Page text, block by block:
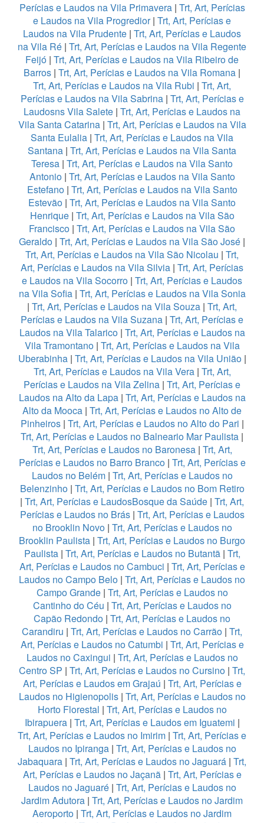
Perícias e Laudos na Vila Primavera| Trt, Art, Perícias
e Laudos na Vila Progredior| Trt, Art, Perícias e
Laudos na Vila Prudente | Trt, Art, Perícias e Laudos
na Vila Ré | Trt, Art, Perícias e Laudos na Vila Regente
Feijó | Trt, Art, Perícias e Laudos na Vila Ribeiro de
Barros | Trt, Art, Perícias e Laudos na Vila Romana |
Trt, Art, Perícias e Laudos na Vila Rubi | Trt, Art,
Perícias e Laudos na Vila Sabrina| Trt, Art, Perícias e
Laudosns Vila Salete | Trt, Art, Perícias e Laudos na
Vila Santa Catarina| Trt, Art, Perícias e Laudos na Vila
Santa Eulalia | Trt, Art, Perícias e Laudos na Vila
Santana | Trt, Art, Perícias e Laudos na Vila Santa
Teresa | Trt, Art, Perícias e Laudos na Vila Santo
Antonio| Trt, Art, Perícias e Laudos na Vila Santo
Estefano| Trt, Art, Perícias e Laudos na Vila Santo
Estevão | Trt, Art, Perícias e Laudos na Vila Santo
Henrique| Trt, Art, Perícias e Laudos na Vila São
Francisco | Trt, Art, Perícias e Laudos na Vila São
Geraldo | Trt, Art, Perícias e Laudos na Vila São José |
Trt, Art, Perícias e Laudos na Vila São Nicolau | Trt,
Art, Perícias e Laudos na Vila Silvia | Trt, Art, Perícias
e Laudos na Vila Socorro | Trt, Art, Perícias e Laudos
na Vila Sofia| Trt, Art, Perícias e Laudos na Vila Sonia
| Trt, Art, Perícias e Laudos na Vila Souza | Trt, Art,
Perícias e Laudos na Vila Suzana | Trt, Art, Perícias e
Laudos na Vila Talarico| Trt, Art, Perícias e Laudos na
Vila Tramontano| Trt, Art, Perícias e Laudos na Vila
Uberabinha| Trt, Art, Perícias e Laudos na Vila União|
Trt, Art, Perícias e Laudos na Vila Vera| Trt, Art,
Perícias e Laudos na Vila Zelina | Trt, Art, Perícias e
Laudos na Alto da Lapa| Trt, Art, Perícias e Laudos na
Alto da Mooca | Trt, Art, Perícias e Laudos no Alto de
Pinheiros| Trt, Art, Perícias e Laudos no Alto do Pari |
Trt, Art, Perícias e Laudos no Balneario Mar Paulista |
Trt, Art, Perícias e Laudos no Baronesa| Trt, Art,
Perícias e Laudos no Barro Branco| Trt, Art, Perícias e
Laudos no Belém| Trt, Art, Perícias e Laudos no
Belenzinho| Trt, Art, Perícias e Laudos no Bom Retiro
| Trt, Art, Perícias e LaudosBosque da Saúde | Trt, Art,
Perícias e Laudos no Brás| Trt, Art, Perícias e Laudos
no Brooklin Novo| Trt, Art, Perícias e Laudos no
Brooklin Paulista | Trt, Art, Perícias e Laudos no Burgo
Paulista| Trt, Art, Perícias e Laudos no Butantã| Trt,
Art, Perícias e Laudos no Cambuci | Trt, Art, Perícias e
Laudos no Campo Belo | Trt, Art, Perícias e Laudos no
Campo Grande| Trt, Art, Perícias e Laudos no
Cantinho do Céu | Trt, Art, Perícias e Laudos no
Capão Redondo | Trt, Art, Perícias e Laudos no
Carandiru | Trt, Art, Perícias e Laudos no Carrão | Trt,
Art, Perícias e Laudos no Catumbi | Trt, Art, Perícias e
Laudos no Caxingui | Trt, Art, Perícias e Laudos no
Centro SP | Trt, Art, Perícias e Laudos no Cursino | Trt,
Art, Perícias e Laudos em Grajaú | Trt, Art, Perícias e
Laudos no Higienopolis| Trt, Art, Perícias e Laudos no
Horto Florestal | Trt, Art, Perícias e Laudos no
Ibirapuera| Trt, Art, Perícias e Laudos em Iguatemi |
Trt, Art, Perícias e Laudos no Imirim | Trt, Art, Perícias e
Laudos no Ipiranga| Trt, Art, Perícias e Laudos no
Jabaquara | Trt, Art, Perícias e Laudos no Jaguará | Trt,
Art, Perícias e Laudos no Jaçanã| Trt, Art, Perícias e
Laudos no Jaguaré| Trt, Art, Perícias e Laudos no
Jardim Adutora | Trt, Art, Perícias e Laudos no Jardim
Aeroporto | Trt, Art, Perícias e Laudos no Jardim